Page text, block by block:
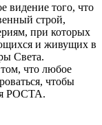
видение того, что
строй,
при которых
и живущих в
Света.
что любое
чтобы
РОСТА.